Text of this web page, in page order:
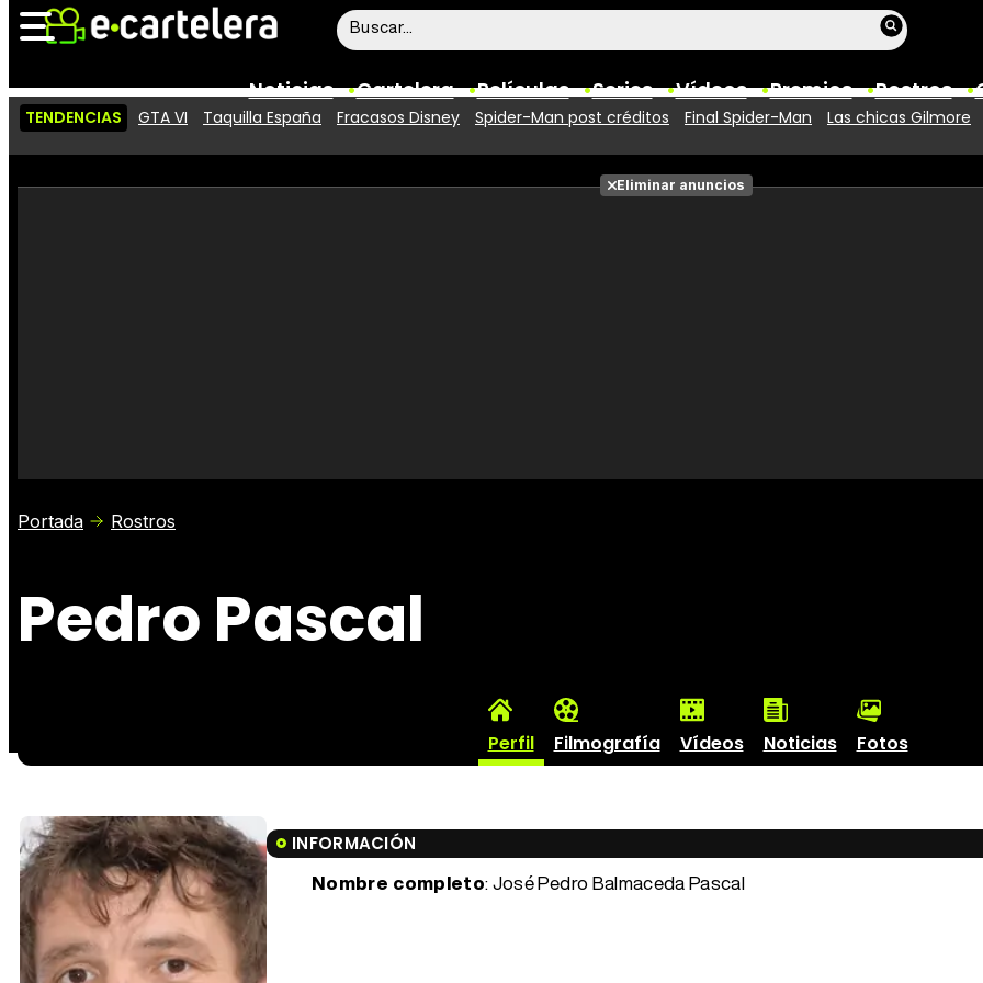
Noticias Cartelera Películas Series Vídeos Premios Rostros
Vídeos
Taquilla Fotos
TENDENCIAS GTA VI Taquilla España Fracasos Disney Spider-Man post créditos Final Spider-Man Las chicas Gilmore
Eliminar anuncios
Portada Rostros
Pedro Pascal
Perfil Filmografía Vídeos Noticias Fotos
INFORMACIÓN
Nombre completo: José Pedro Balmaceda Pascal